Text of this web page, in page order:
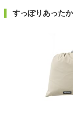
すっぽりあった